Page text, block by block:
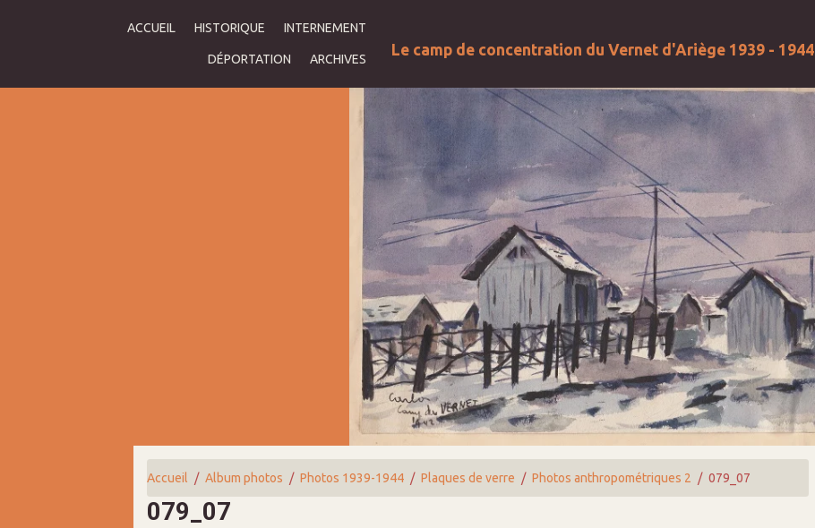
ACCUEIL HISTORIQUE INTERNEMENT
DÉPORTATION ARCHIVES
Le camp de concentration du Vernet d'Ariège 1939 - 1944
Accueil Album photos Photos 1939-1944 Plaques de verre Photos anthropométriques 2 079_07
079_07